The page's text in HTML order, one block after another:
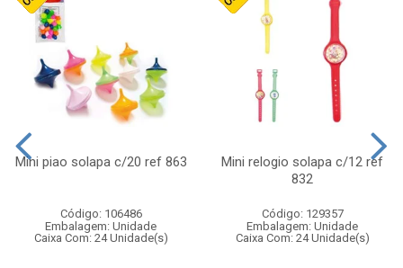
Mini piao solapa c/20 ref 863
Código: 106486
Embalagem: Unidade
Caixa Com: 24 Unidade(s)
Mini relogio solapa c/12 ref
832
Código: 129357
Embalagem: Unidade
Caixa Com: 24 Unidade(s)